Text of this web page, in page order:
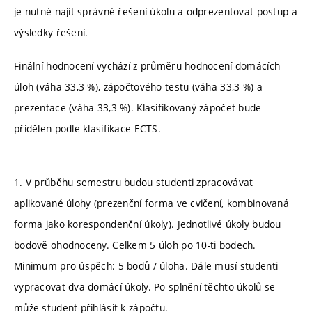
je nutné najít správné řešení úkolu a odprezentovat postup a
výsledky řešení.
Finální hodnocení vychází z průměru hodnocení domácích
úloh (váha 33,3 %), zápočtového testu (váha 33,3 %) a
prezentace (váha 33,3 %). Klasifikovaný zápočet bude
přidělen podle klasifikace ECTS.
1. V průběhu semestru budou studenti zpracovávat
aplikované úlohy (prezenční forma ve cvičení, kombinovaná
forma jako korespondenční úkoly). Jednotlivé úkoly budou
bodově ohodnoceny. Celkem 5 úloh po 10-ti bodech.
Minimum pro úspěch: 5 bodů / úloha. Dále musí studenti
vypracovat dva domácí úkoly. Po splnění těchto úkolů se
může student přihlásit k zápočtu.